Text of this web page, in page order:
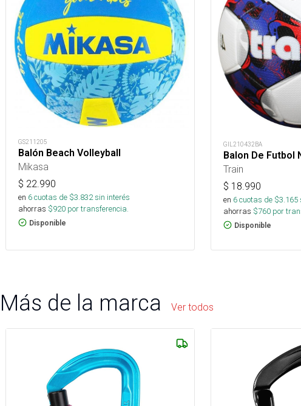
GS211205
Balón Beach Volleyball
Mikasa
$ 22.990
en 6cuotas de $3.832sin interés
ahorras $920 por transferencia.
Disponible
GIL210432BA
Balon De Futbol
Train
$ 18.990
en 6cuotas de $3.165
ahorras $760 por
Disponible
Más de la marca Ver todos